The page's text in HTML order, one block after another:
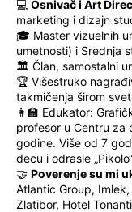
💻 Osnivač i Art
marketing i dizajn
🎓 Master vizuelnih
umetnosti) i Srednja
🏛️ Član, samostalni
🏆 Višestruko
takmičenja širom
👩‍🏫 Edukator:
profesor u Centru za
godine. Više od 7
decu i odrasle
🤝 Poverenje su mi
Atlantic Group,
Zlatibor, Hotel